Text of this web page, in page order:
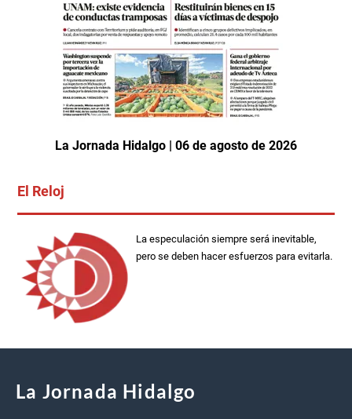
La Jornada Hidalgo | 06 de agosto de 2026
El Reloj
La especulación siempre será inevitable,
pero se deben hacer esfuerzos para evitarla.
La Jornada Hidalgo